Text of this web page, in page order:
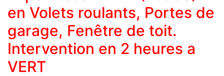
en Volets roulants, Portes de
garage, Fenêtre de toit.
Intervention en 2 heures a
VERT